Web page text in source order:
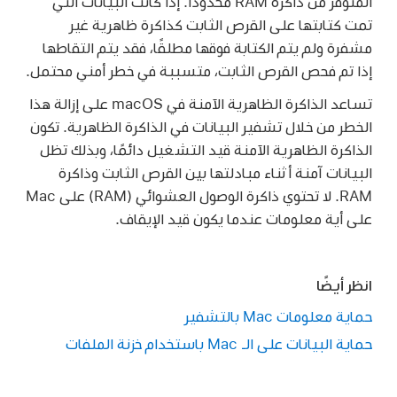
تمت كتابتها على القرص الثابت كذاكرة ظاهرية غير
مشفرة ولم يتم الكتابة فوقها مطلقًا، فقد يتم التقاطها
إذا تم فحص القرص الثابت، متسببة في خطر أمني محتمل.
تساعد الذاكرة الظاهرية الآمنة في macOS على إزالة هذا
الخطر من خلال تشفير البيانات في الذاكرة الظاهرية. تكون
الذاكرة الظاهرية الآمنة قيد التشغيل دائمًا، وبذلك تظل
البيانات آمنة أثناء مبادلتها بين القرص الثابت وذاكرة
RAM. لا تحتوي ذاكرة الوصول العشوائي (RAM) على Mac
على أية معلومات عندما يكون قيد الإيقاف.
انظر أيضًا
حماية معلومات Mac بالتشفير
حماية البيانات على الـ Mac باستخدام خزنة الملفات